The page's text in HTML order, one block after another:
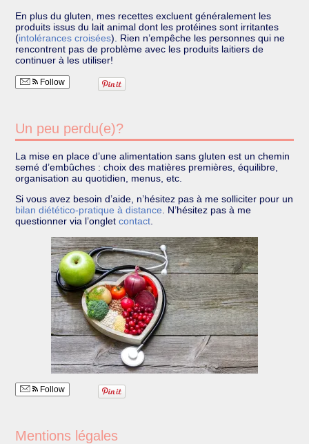
En plus du gluten, mes recettes excluent généralement les
produits issus du lait animal dont les protéines sont irritantes
(intolérances croisées). Rien n’empêche les personnes qui ne
rencontrent pas de problème avec les produits laitiers de
continuer à les utiliser!
Follow
Un peu perdu(e)?
La mise en place d’une alimentation sans gluten est un chemin
semé d’embûches : choix des matières premières, équilibre,
organisation au quotidien, menus, etc.
Si vous avez besoin d’aide, n’hésitez pas à me solliciter pour un
bilan diétético-pratique à distance. N’hésitez pas à me
questionner via l’ongletcontact.
Follow
Mentions légales